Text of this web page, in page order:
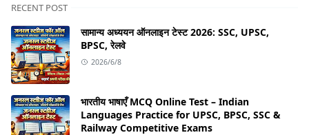
RECENT POST
सामान्य अध्ययन ऑनलाइन टेस्ट 2026: SSC, UPSC,
BPSC, रेलवे
2026/6/8
भारतीय भाषाएँ MCQ Online Test – Indian
Languages Practice for UPSC, BPSC, SSC &
Railway Competitive Exams